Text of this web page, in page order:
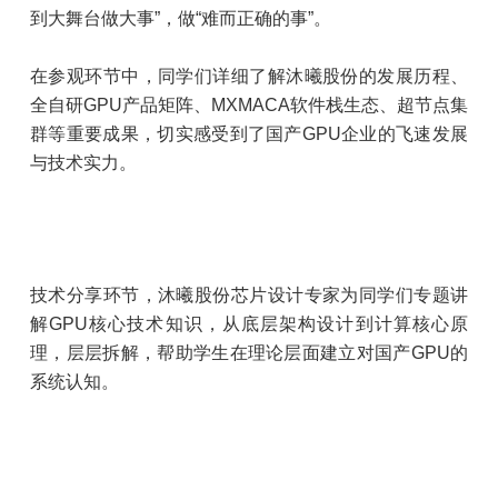
到大舞台做大事”，做“难而正确的事”。
在参观环节中，同学们详细了解沐曦股份的发展历程、
全自研GPU产品矩阵、MXMACA软件栈生态、超节点集
群等重要成果，切实感受到了国产GPU企业的飞速发展
与技术实力。
技术分享环节，沐曦股份芯片设计专家为同学们专题讲
解GPU核心技术知识，从底层架构设计到计算核心原
理，层层拆解，帮助学生在理论层面建立对国产GPU的
系统认知。